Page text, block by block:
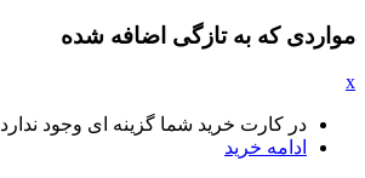
مواردی که به تازگی اضافه شده
x
در کارت خرید شما گزینه ای وجود ندارد
ادامه خرید